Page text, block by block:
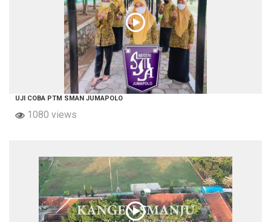
UJI COBA PTM SMAN JUMAPOLO
1080 views